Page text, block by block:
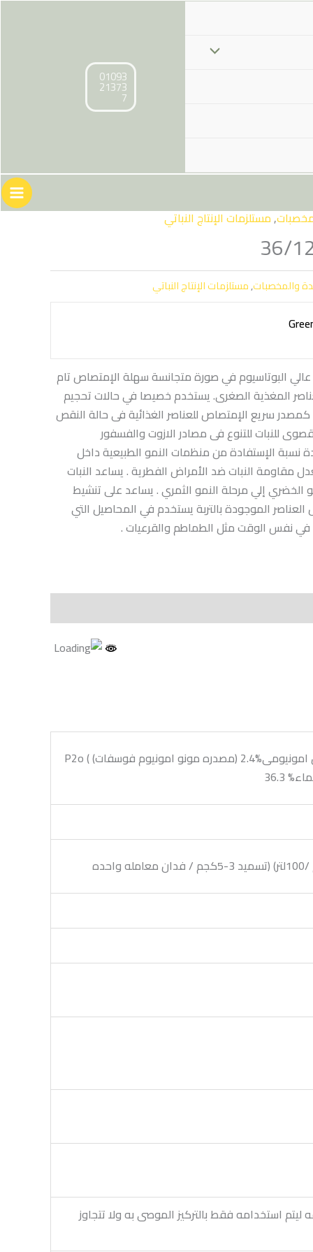
01093
21373
7
,مستلزمات الإنتاج النباتي
والمخصبات,مستلزمات الإنتاج النباتي
البوتاسيوم في صورة متجانسة سهلة الإمتصاص تام
المغذية الصغرى. يستخدم خصيصا في حالات تحجيم
سريع الإمتصاص للعناصر الغذائية فى حالة النقص
للنبات للتنوع فى مصادر الازوت والفسفور
نسبة الإستفادة من منظمات النمو الطبيعية داخل
مقاومة النبات ضد الأمراض الفطرية . يساعد النبات
الخضري إلي مرحلة النمو الثمري . يساعد على تنشيط
الموجودة بالتربة يستخدم في المحاصيل التي
في نفس الوقت مثل الطماطم والقرعيات .
نيتروجين كلي %12.6 (مصدره نترات البوتاسيوم – مونو امونيوم فوسفات ) نيتروجين نتراتى %10.2 نيتروجين امونيومى%2.4 (مصدره مونو امونيوم فوسفات) ) P2o
استخدامه فقط بالتركيز الموصى به ولا تتجاوز